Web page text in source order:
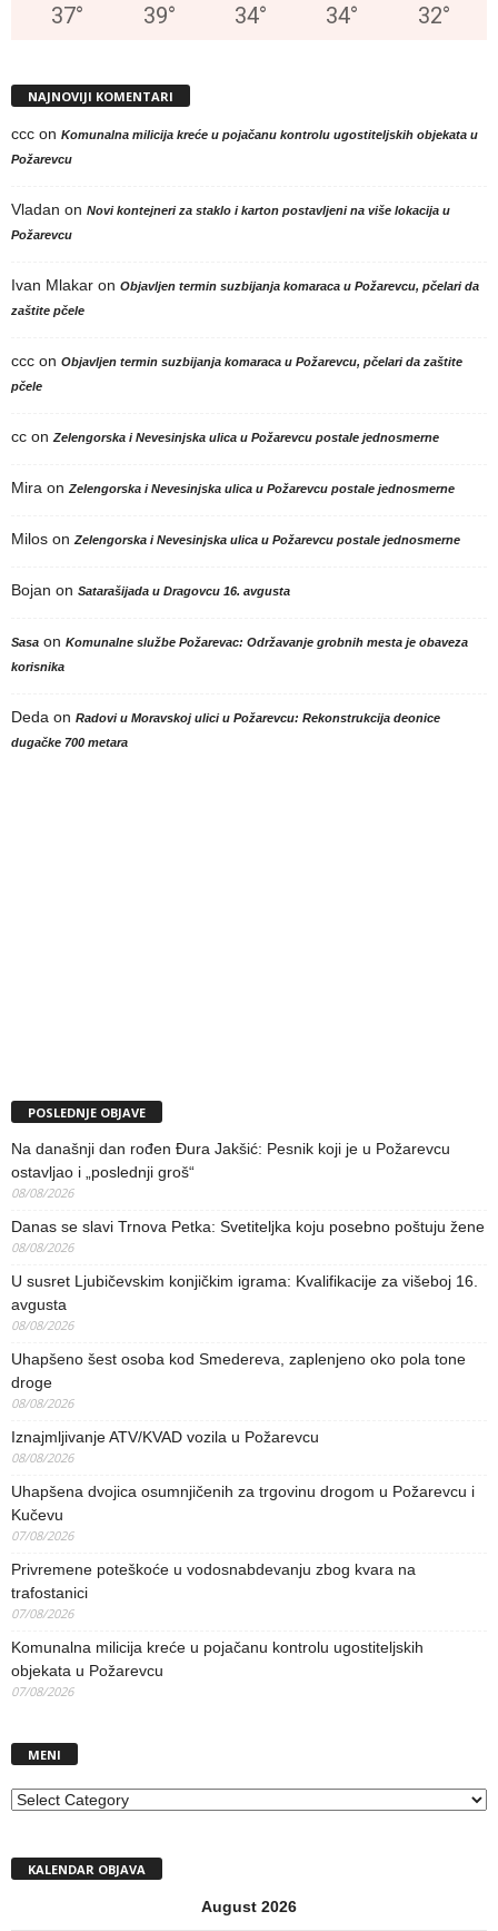
37° 39° 34° 34° 32°
NAJNOVIJI KOMENTARI
ccc on Komunalna milicija kreće u pojačanu kontrolu ugostiteljskih objekata u
Požarevcu
Vladan on Novi kontejneri za staklo i karton postavljeni na više lokacija u
Požarevcu
Ivan Mlakar on Objavljen termin suzbijanja komaraca u Požarevcu, pčelari da
zaštite pčele
ccc on Objavljen termin suzbijanja komaraca u Požarevcu, pčelari da zaštite
pčele
cc on Zelengorska i Nevesinjska ulica u Požarevcu postale jednosmerne
Mira on Zelengorska i Nevesinjska ulica u Požarevcu postale jednosmerne
Milos on Zelengorska i Nevesinjska ulica u Požarevcu postale jednosmerne
Bojan on Satarašijada u Dragovcu 16. avgusta
Sasa on Komunalne službe Požarevac: Održavanje grobnih mesta je obaveza
korisnika
Deda on Radovi u Moravskoj ulici u Požarevcu: Rekonstrukcija deonice
dugačke 700 metara
POSLEDNJE OBJAVE
Na današnji dan rođen Đura Jakšić: Pesnik koji je u Požarevcu
ostavljao i „poslednji groš“
08/08/2026
Danas se slavi Trnova Petka: Svetiteljka koju posebno poštuju žene
08/08/2026
U susret Ljubičevskim konjičkim igrama: Kvalifikacije za višeboj 16.
avgusta
08/08/2026
Uhapšeno šest osoba kod Smedereva, zaplenjeno oko pola tone
droge
08/08/2026
Iznajmljivanje ATV/KVAD vozila u Požarevcu
08/08/2026
Uhapšena dvojica osumnjičenih za trgovinu drogom u Požarevcu i
Kučevu
07/08/2026
Privremene poteškoće u vodosnabdevanju zbog kvara na
trafostanici
07/08/2026
Komunalna milicija kreće u pojačanu kontrolu ugostiteljskih
objekata u Požarevcu
07/08/2026
MENI
MENI
KALENDAR OBJAVA
August 2026